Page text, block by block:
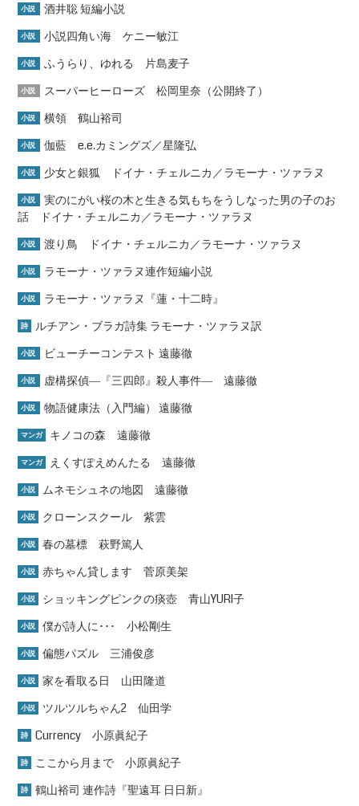
小説 酒井聡 短編小説
小説 小説四角い海 ケニー敏江
小説 ふうらり、ゆれる 片島麦子
小説 スーパーヒーローズ 松岡里奈（公開終了）
小説 横領 鶴山裕司
小説 伽藍 e.e.カミングズ／星隆弘
小説 少女と銀狐 ドイナ・チェルニカ／ラモーナ・ツァラヌ
小説
実のにがい桜の木と生きる気もちをうしなった男の子のお
話 ドイナ・チェルニカ／ラモーナ・ツァラヌ
小説 渡り鳥 ドイナ・チェルニカ／ラモーナ・ツァラヌ
小説 ラモーナ・ツァラヌ連作短編小説
小説 ラモーナ・ツァラヌ『蓮・十二時』
詩 ルチアン・ブラガ詩集 ラモーナ・ツァラヌ訳
小説 ビューチーコンテスト 遠藤徹
小説 虚構探偵―『三四郎』殺人事件― 遠藤徹
小説 物語健康法（入門編） 遠藤徹
マンガ キノコの森 遠藤徹
マンガ えくすぽえめんたる 遠藤徹
小説 ムネモシュネの地図 遠藤徹
小説 クローンスクール 紫雲
小説 春の墓標 萩野篤人
小説 赤ちゃん貸します 菅原美架
小説 ショッキングピンクの痰壺 青山YURI子
小説 僕が詩人に･･･ 小松剛生
小説 偏態パズル 三浦俊彦
小説 家を看取る日 山田隆道
小説 ツルツルちゃん2 仙田学
詩 Currency 小原眞紀子
詩 ここから月まで 小原眞紀子
詩 鶴山裕司 連作詩『聖遠耳 日日新』